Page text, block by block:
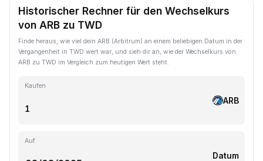
Historischer Rechner für den Wechselkurs
von ARB zu TWD
Finde heraus, wie viel dein ARB (Arbitrum) an einem beliebigen Datum in der
Vergangenheit in TWD wert war, und sieh dir an, wie der Wechselkurs von
ARB zu TWD im Vergleich zum heutigen Wert steht.
Kaufen
ARB
Auf
Datum